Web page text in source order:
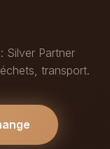
Silver Partner
transport.